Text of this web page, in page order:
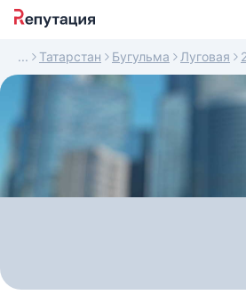
Татарстан Бугульма Луговая